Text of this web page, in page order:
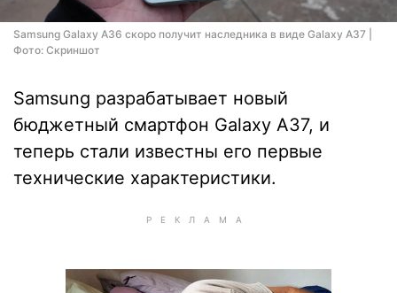
Samsung Galaxy A36 скоро получит наследника в виде Galaxy A37 |
Фото: Скриншот
Samsung разрабатывает новый
бюджетный смартфон Galaxy A37, и
теперь стали известны его первые
технические характеристики.